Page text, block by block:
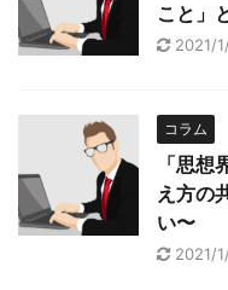
こと」
2021/
コラム
「思
え方の
い〜
2021/